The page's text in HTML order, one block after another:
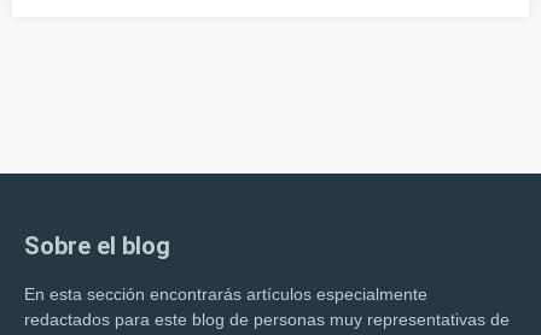
Sobre el blog
En esta sección encontrarás artículos especialmente
redactados para este blog de personas muy representativas de